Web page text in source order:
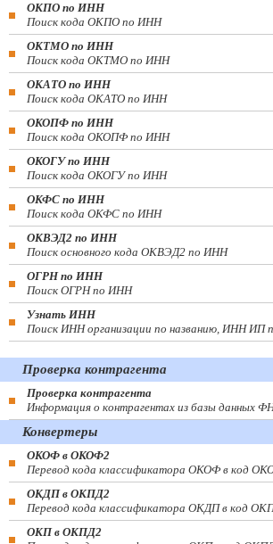
ОКПО по ИНН
Поиск кода ОКПО по ИНН
ОКТМО по ИНН
Поиск кода ОКТМО по ИНН
ОКАТО по ИНН
Поиск кода ОКАТО по ИНН
ОКОПФ по ИНН
Поиск кода ОКОПФ по ИНН
ОКОГУ по ИНН
Поиск кода ОКОГУ по ИНН
ОКФС по ИНН
Поиск кода ОКФС по ИНН
ОКВЭД2 по ИНН
Поиск основного кода ОКВЭД2 по ИНН
ОГРН по ИНН
Поиск ОГРН по ИНН
Узнать ИНН
Поиск ИНН организации по названию, ИНН ИП
Проверка контрагента
Проверка контрагента
Информация о контрагентах из базы данных
Конвертеры
ОКОФ в ОКОФ2
Перевод кода классификатора ОКОФ в код
ОКДП в ОКПД2
Перевод кода классификатора ОКДП в код
ОКП в ОКПД2